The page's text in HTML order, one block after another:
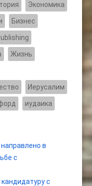
Экономика
Бизнес
Жизнь
Иерусалим
иудаика
в
с
с